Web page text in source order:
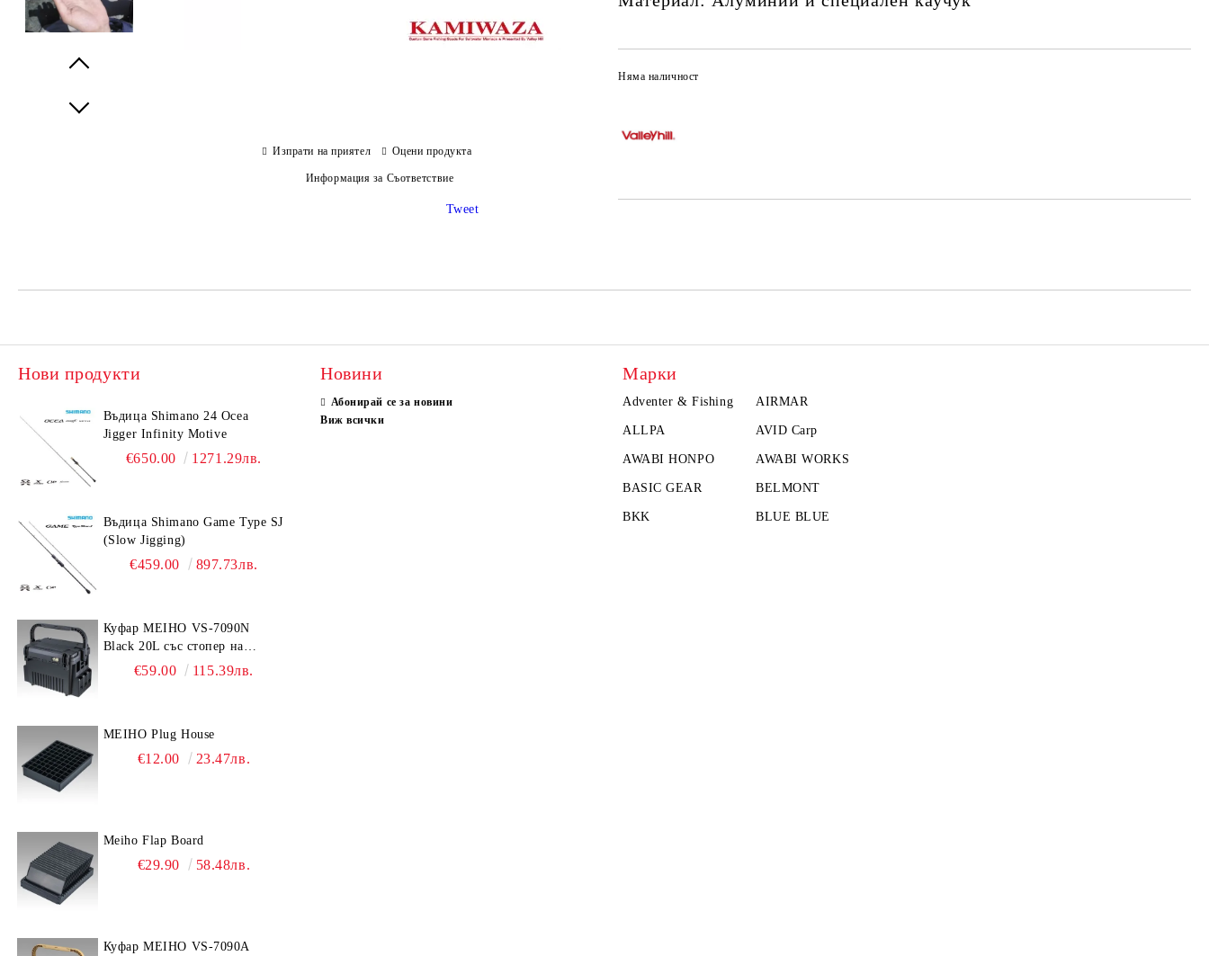
Няма наличност
Изпрати на приятел Оцени продукта
Информация за Съответствие
Tweet
Нови продукти
Въдица Shimano 24 Ocea
Jigger Infinity Motive
€650.00 1271.29лв.
Въдица Shimano Game Type SJ
(Slow Jigging)
€459.00 897.73лв.
Куфар MEIHO VS-7090N
Black 20L със стопер на
дръжката€59.00 115.39лв.
MEIHO Plug House
€12.00 23.47лв.
Meiho Flap Board
€29.90 58.48лв.
Куфар MEIHO VS-7090A
Новини
Абонирай се за новини
Виж всички
Марки
Adventer & Fishing AIRMAR
ALLPA AVID Carp
AWABI HONPO AWABI WORKS
BASIC GEAR BELMONT
BKK BLUE BLUE